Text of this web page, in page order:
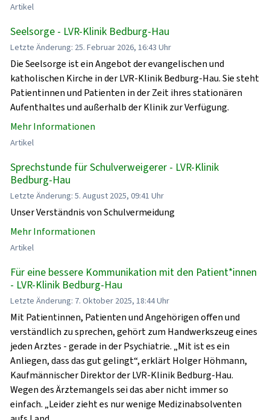
Artikel
Seelsorge - LVR-Klinik Bedburg-Hau
Letzte Änderung: 25. Februar 2026, 16:43 Uhr
Die Seelsorge ist ein Angebot der evangelischen und
katholischen Kirche in der LVR-Klinik Bedburg-Hau. Sie steht
Patientinnen und Patienten in der Zeit ihres stationären
Aufenthaltes und außerhalb der Klinik zur Verfügung.
Mehr Informationen
Artikel
Sprechstunde für Schulverweigerer - LVR-Klinik
Bedburg-Hau
Letzte Änderung: 5. August 2025, 09:41 Uhr
Unser Verständnis von Schulvermeidung
Mehr Informationen
Artikel
Für eine bessere Kommunikation mit den Patient*innen
- LVR-Klinik Bedburg-Hau
Letzte Änderung: 7. Oktober 2025, 18:44 Uhr
Mit Patientinnen, Patienten und Angehörigen offen und
verständlich zu sprechen, gehört zum Handwerkszeug eines
jeden Arztes - gerade in der Psychiatrie. „Mit ist es ein
Anliegen, dass das gut gelingt“, erklärt Holger Höhmann,
Kaufmännischer Direktor der LVR-Klinik Bedburg-Hau.
Wegen des Ärztemangels sei das aber nicht immer so
einfach. „Leider zieht es nur wenige Medizinabsolventen